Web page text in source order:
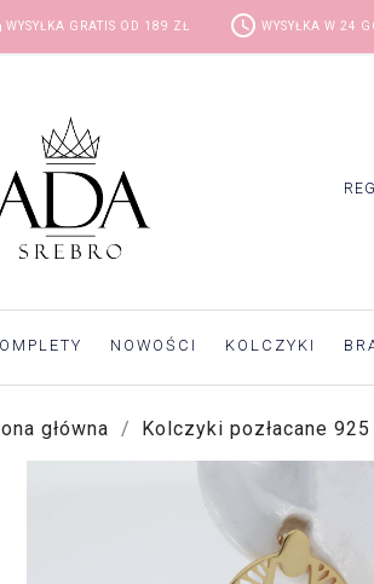
WYSYŁKA GRATIS OD 189 ZŁ access_time WYSYŁKA W 24
NOWOŚCI KOLCZYKI
główna Kolczyki pozłacane